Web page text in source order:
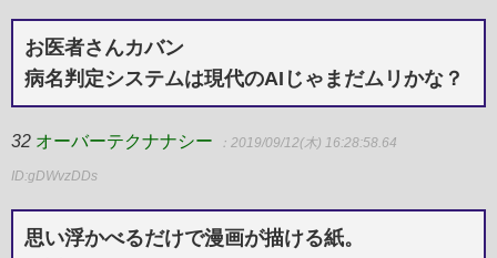
お医者さんカバン
病名判定システムは現代のAIじゃまだムリかな？
32 オーバーテクナナシー ：2019/09/12(木) 16:28:58.64
ID:gDWvzDDs
思い浮かべるだけで漫画が描ける紙。